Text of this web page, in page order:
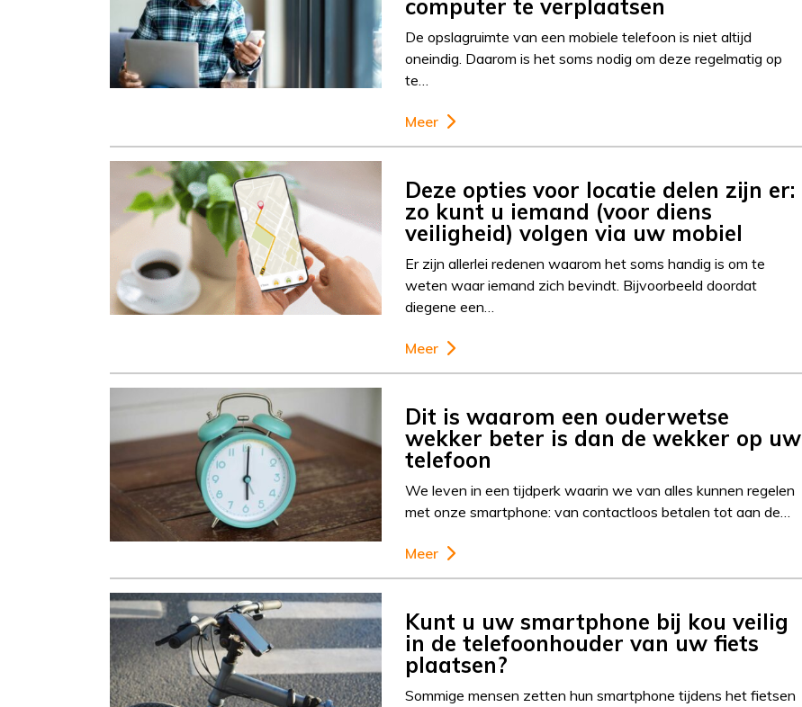
computer te verplaatsen
De opslagruimte van een mobiele telefoon is niet altijd
oneindig. Daarom is het soms nodig om deze regelmatig op
te…
Meer
Deze opties voor locatie delen zijn er:
zo kunt u iemand (voor diens
veiligheid) volgen via uw mobiel
Er zijn allerlei redenen waarom het soms handig is om te
weten waar iemand zich bevindt. Bijvoorbeeld doordat
diegene een…
Meer
Dit is waarom een ouderwetse
wekker beter is dan de wekker op uw
telefoon
We leven in een tijdperk waarin we van alles kunnen regelen
met onze smartphone: van contactloos betalen tot aan de…
Meer
Kunt u uw smartphone bij kou veilig
in de telefoonhouder van uw fiets
plaatsen?
Sommige mensen zetten hun smartphone tijdens het fietsen